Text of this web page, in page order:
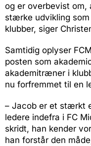
og er overbevist
stærke udvikling
klubber, siger
Samtidig oplyser
posten som
akademitræner i
nu forfremmet til en
– Jacob er et stærkt
ledere indefra i FC
skridt, han kender
han forstår den